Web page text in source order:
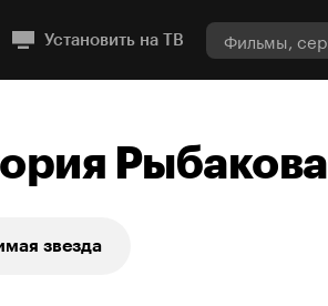
Установить на ТВ
Рыбакова
звезда